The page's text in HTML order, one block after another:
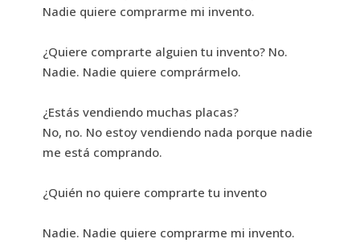
Nadie quiere comprarme mi invento.
¿Quiere comprarte alguien tu invento? No.
Nadie. Nadie quiere comprármelo.
¿Estás vendiendo muchas placas?
No, no. No estoy vendiendo nada porque nadie
me está comprando.
¿Quién no quiere comprarte tu invento
Nadie. Nadie quiere comprarme mi invento.